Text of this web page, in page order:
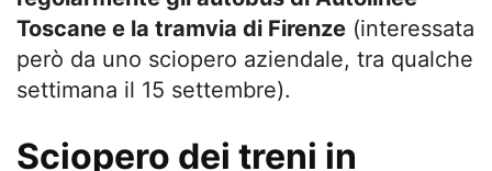
Toscane e la tramvia di Firenze (interessata
però da uno sciopero aziendale, tra qualche
settimana il 15 settembre).
Sciopero dei treni in